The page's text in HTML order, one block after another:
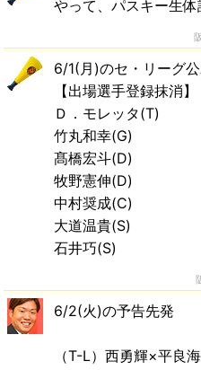
やって、パスキー生体
6/1(月)のセ・リーグ
【出場選手登録抹消】
Ｄ．モレッタ(T)
竹丸和幸(G)
髙橋宏斗(D)
牧野憲伸(D)
中村奨成(C)
大道温貴(S)
石井巧(S)
6/2(火)の予告先発
（T-L）西勇輝×平良